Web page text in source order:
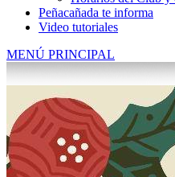
Peñacañada te informa
Video tutoriales
MENÚ PRINCIPAL